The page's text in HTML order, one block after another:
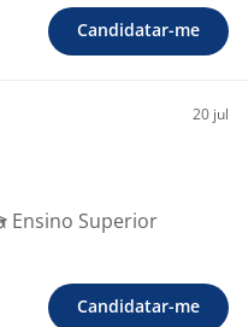
Candidatar-me
20 jul
Ensino Superior
Candidatar-me